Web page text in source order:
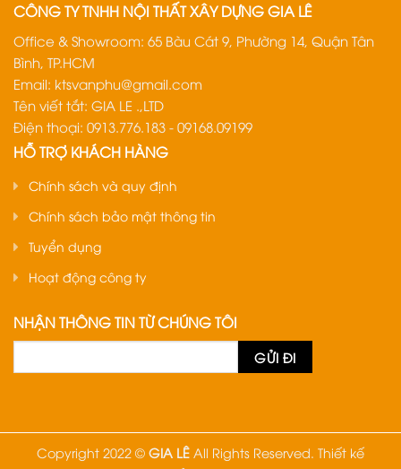
CÔNG TY TNHH NỘI THẤT XÂY DỰNG GIA LÊ
Office & Showroom: 65 Bàu Cát 9, Phường 14, Quận Tân
Bình, TP.HCM
Email: ktsvanphu@gmail.com
Tên viết tắt: GIA LE .,LTD
Điện thoại: 0913.776.183 - 09168.09199
HỖ TRỢ KHÁCH HÀNG
Chính sách và quy định
Chính sách bảo mật thông tin
Tuyển dụng
Hoạt động công ty
NHẬN THÔNG TIN TỪ CHÚNG TÔI
Copyright 2022 © GIA LÊ All Rights Reserved. Thiết kế